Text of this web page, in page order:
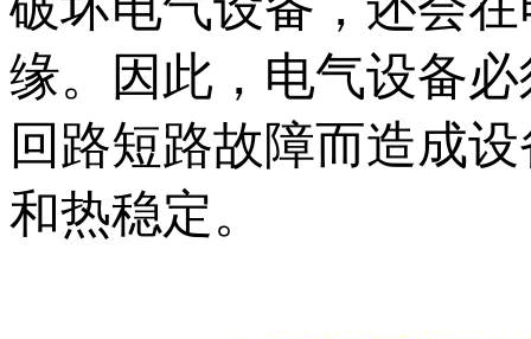
缘。因此，电气设备
回路短路故障而造成
和热稳定。